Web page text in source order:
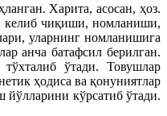
Харита, асосан, ҳоз.
келиб чиқиши, номланиши,
уларнинг номланишига
анча батафсил берилган.
ўтади. Товушлар
ҳодиса ва қонуниятлар
йўлларини кўрсатиб ўтади.